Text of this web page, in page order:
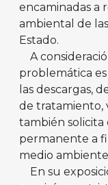
encaminadas a
ambiental de
Estado.
A
problemática
las descargas,
de tratamiento,
también solicita
permanente a
medio
En su